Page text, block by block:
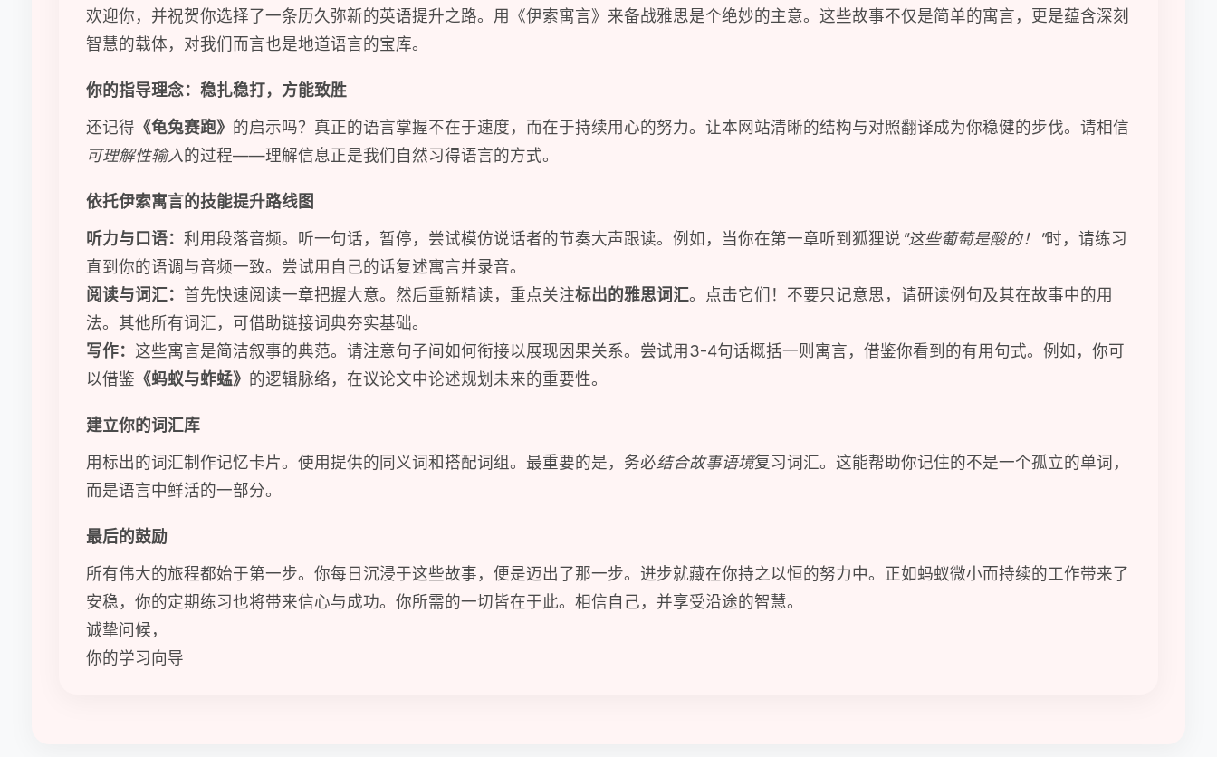
欢迎你，并祝贺你选择了一条历久弥新的英语提升之路。用《伊索寓言》来备战雅思是个绝妙的主意。这些故事不仅是简单的寓言，更是蕴含深刻
智慧的载体，对我们而言也是地道语言的宝库。
你的指导理念：稳扎稳打，方能致胜
还记得 《龟兔赛跑》 的启示吗？真正的语言掌握不在于速度，而在于持续用心的努力。让本网站清晰的结构与对照翻译成为你稳健的步伐。请相信
可理解性输入的过程——理解信息正是我们自然习得语言的方式。
依托伊索寓言的技能提升路线图
听力与口语： 利用段落音频。听一句话，暂停，尝试模仿说话者的节奏大声跟读。例如，当你在第一章听到狐狸说 "这些葡萄是酸的！"时，请练习
直到你的语调与音频一致。尝试用自己的话复述寓言并录音。
阅读与词汇： 首先快速阅读一章把握大意。然后重新精读，重点关注标出的雅思词汇。点击它们！不要只记意思，请研读例句及其在故事中的用
法。其他所有词汇，可借助链接词典夯实基础。
写作： 这些寓言是简洁叙事的典范。请注意句子间如何衔接以展现因果关系。尝试用3-4句话概括一则寓言，借鉴你看到的有用句式。例如，你可
以借鉴 《蚂蚁与蚱蜢》 的逻辑脉络，在议论文中论述规划未来的重要性。
建立你的词汇库
用标出的词汇制作记忆卡片。使用提供的同义词和搭配词组。最重要的是，务必结合故事语境复习词汇。这能帮助你记住的不是一个孤立的单词，
而是语言中鲜活的一部分。
最后的鼓励
所有伟大的旅程都始于第一步。你每日沉浸于这些故事，便是迈出了那一步。进步就藏在你持之以恒的努力中。正如蚂蚁微小而持续的工作带来了
安稳，你的定期练习也将带来信心与成功。你所需的一切皆在于此。相信自己，并享受沿途的智慧。
诚挚问候，
你的学习向导